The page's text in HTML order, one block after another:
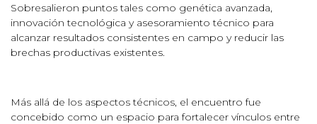
Sobresalieron puntos tales como genética avanzada,
innovación tecnológica y asesoramiento técnico para
alcanzar resultados consistentes en campo y reducir las
brechas productivas existentes.
Más allá de los aspectos técnicos, el encuentro fue
concebido como un espacio para fortalecer vínculos entre